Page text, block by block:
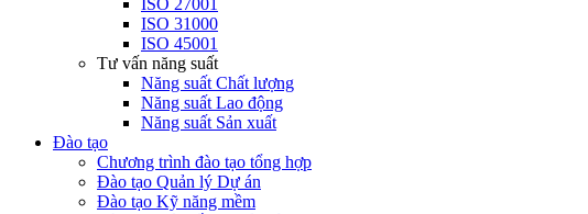
ISO 27001
ISO 31000
ISO 45001
Tư vấn năng suất
Năng suất Chất lượng
Năng suất Lao động
Năng suất Sản xuất
Đào tạo
Chương trình đào tạo tổng hợp
Đào tạo Quản lý Dự án
Đào tạo Kỹ năng mềm